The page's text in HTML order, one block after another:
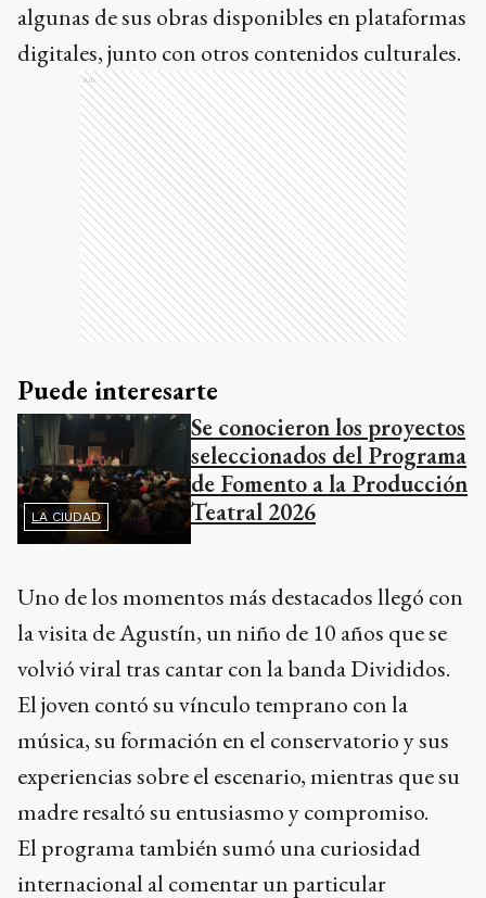
algunas de sus obras disponibles en plataformas
digitales, junto con otros contenidos culturales.
Ads
Puede interesarte
LA CIUDAD
Se conocieron los proyectos
seleccionados del Programa
de Fomento a la Producción
Teatral 2026
Uno de los momentos más destacados llegó con
la visita de Agustín, un niño de 10 años que se
volvió viral tras cantar con la banda Divididos.
El joven contó su vínculo temprano con la
música, su formación en el conservatorio y sus
experiencias sobre el escenario, mientras que su
madre resaltó su entusiasmo y compromiso.
El programa también sumó una curiosidad
internacional al comentar un particular